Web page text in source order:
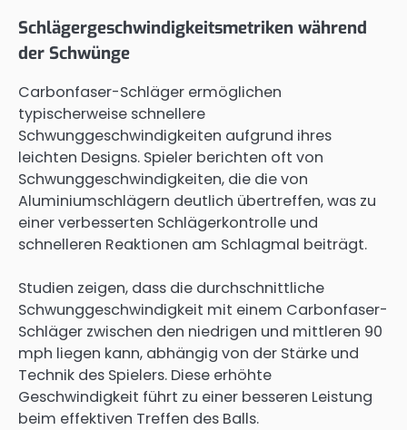
Schlägergeschwindigkeitsmetriken während
der Schwünge
Carbonfaser-Schläger ermöglichen
typischerweise schnellere
Schwunggeschwindigkeiten aufgrund ihres
leichten Designs. Spieler berichten oft von
Schwunggeschwindigkeiten, die die von
Aluminiumschlägern deutlich übertreffen, was zu
einer verbesserten Schlägerkontrolle und
schnelleren Reaktionen am Schlagmal beiträgt.
Studien zeigen, dass die durchschnittliche
Schwunggeschwindigkeit mit einem Carbonfaser-
Schläger zwischen den niedrigen und mittleren 90
mph liegen kann, abhängig von der Stärke und
Technik des Spielers. Diese erhöhte
Geschwindigkeit führt zu einer besseren Leistung
beim effektiven Treffen des Balls.